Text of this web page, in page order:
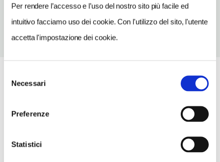
Per rendere l’accesso e l’uso del nostro sito più facile ed
intuitivo facciamo uso dei cookie. Con l'utilizzo del sito, l'utente
accetta l'impostazione dei cookie.
delNecessari
Preferenze
Statistici